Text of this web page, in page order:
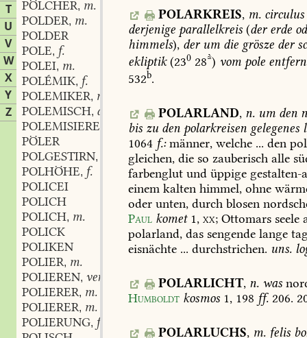
T
U
V
W
X
Y
Z
PÖLCHER, m.
POLDER, m.
POLDER
POLE, f.
POLEI, m.
POLÉMIK, f.
POLEMIKER, m.
POLEMISCH, adj. und adv.
POLEMISIEREN
verb.
PÖLER
POLGESTIRN,
POLHÖHE, f.
POLICEI
POLICH
POLICH, m.
POLICK
POLIKEN
POLIER, m.
POLIEREN, verb.
POLIERER, m.
POLIERER, m.
POLIERUNG, f.
POLARKREIS, m. circulus
derjenige parallelkreis (dererde
himmels), derum die grösze der
ekliptik(230 28) vom pole
532b.
POLARLAND, n. umden
bis zu den polarkreisen gelegenes
1064 f.:männer, welche ... den
gleichen, die so zauberisch alle
farbenglut und üppige gestalten-
einem kalten himmel, ohne
oder unten, durch blosen
Paul komet 1, xx; Ottomars seele
polarland, das sengende lange
eisnächte ... durchstrichen. uns.
POLARLICHT, n. was
Humboldt kosmos 1, 198 ff. 206.
POLARLUCHS, m.felis